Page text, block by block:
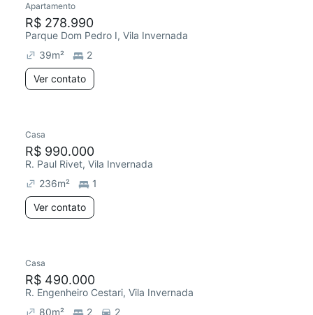
Apartamento
R$ 278.990
Parque Dom Pedro I, Vila Invernada
39m²
2
Ver contato
Casa
R$ 990.000
R. Paul Rivet, Vila Invernada
236m²
1
Ver contato
Casa
R$ 490.000
R. Engenheiro Cestari, Vila Invernada
80m² 2 2